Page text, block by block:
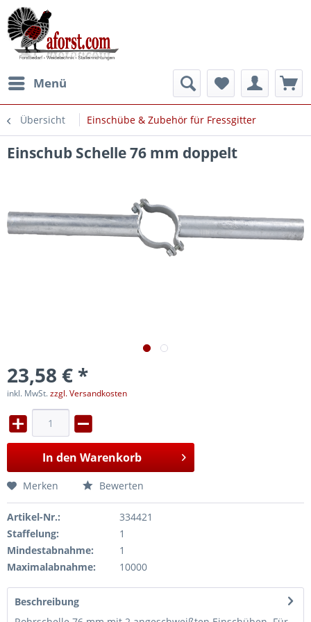
Menü
Übersicht Einschübe & Zubehör für Fressgitter
Einschub Schelle 76 mm doppelt
23,58 € *
inkl. MwSt.zzgl. Versandkosten
In den Warenkorb
Merken Bewerten
Artikel-Nr.:
334421
Staffelung:
1
Mindestabnahme:
1
Maximalabnahme:
10000
Beschreibung